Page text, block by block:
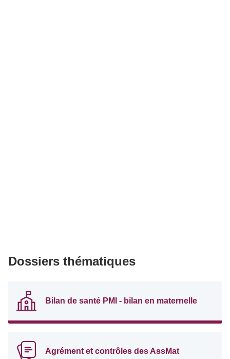
Dossiers thématiques
Bilan de santé PMI - bilan en maternelle
Agrément et contrôles des AssMat